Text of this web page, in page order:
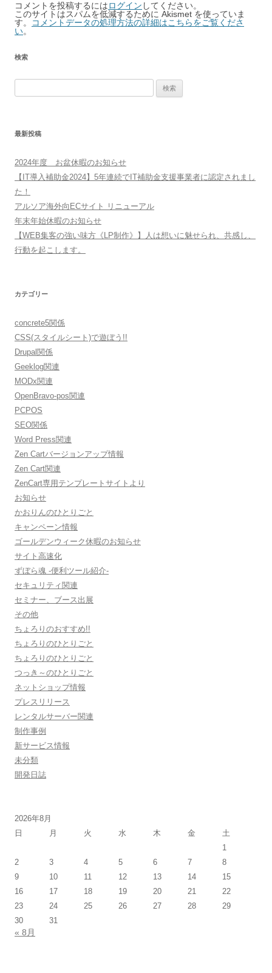
コメントを投稿するにはログイン してください。
このサイトはスパムを低減するために Akismet を使っていま
す。
コメントデータの処理方法の詳細はこちらをご覧くださ
い。
検索
最新投稿
2024年度 お盆休暇のお知らせ
【IT導入補助金2024】5年連続でIT補助金支援事業者に認定されまし
た！
アルソア海外向ECサイト リニューアル
年末年始休暇のお知らせ
【WEB集客の強い味方《LP制作》】人は想いに魅せられ、共感し、
行動を起こします。
カテゴリー
concrete5関係
CSS(スタイルシート)で遊ぼう!!
Drupal関係
Geeklog関連
MODx関連
OpenBravo-pos関連
PCPOS
SEO関係
Word Press関連
Zen Cartバージョンアップ情報
Zen Cart関連
ZenCart専用テンプレートサイトより
お知らせ
かおりんのひとりごと
キャンペーン情報
ゴールデンウィーク休暇のお知らせ
サイト高速化
ずぼら魂 -便利ツール紹介-
セキュリティ関連
セミナー、ブース出展
その他
ちょろりのおすすめ!!
ちょろりのひとりごと
ちょろりのひとりごと
つっき～のひとりごと
ネットショップ情報
プレスリリース
レンタルサーバー関連
制作事例
新サービス情報
未分類
開発日誌
2026年8月
日
月 火 水 木 金
土
1
2
3 4 5 6 7
8
9
10 11 12 13 14
15
16
17 18 19 20 21
22
23
24 25 26 27 28
29
30
31
« 8月